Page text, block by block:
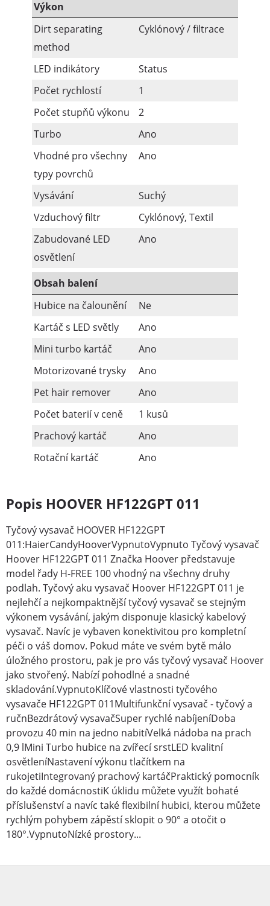
Výkon
Dirt separating
method
Cyklónový / filtrace
LED indikátory
Status
Počet rychlostí
1
Počet stupňů výkonu
2
Turbo
Ano
Vhodné pro všechny
typy povrchů
Ano
Vysávání
Suchý
Vzduchový filtr
Cyklónový, Textil
Zabudované LED
osvětlení
Ano
Obsah balení
Hubice na čalounění
Ne
Kartáč s LED světly
Ano
Mini turbo kartáč
Ano
Motorizované trysky
Ano
Pet hair remover
Ano
Počet baterií v ceně
1 kusů
Prachový kartáč
Ano
Rotační kartáč
Ano
Popis HOOVER HF122GPT 011
Tyčový vysavač HOOVER HF122GPT
011:HaierCandyHooverVypnutoVypnuto Tyčový vysavač
Hoover HF122GPT 011 Značka Hoover představuje
model řady H-FREE 100 vhodný na všechny druhy
podlah. Tyčový aku vysavač Hoover HF122GPT 011 je
nejlehčí a nejkompaktnější tyčový vysavač se stejným
výkonem vysávání, jakým disponuje klasický kabelový
vysavač. Navíc je vybaven konektivitou pro kompletní
péči o váš domov. Pokud máte ve svém bytě málo
úložného prostoru, pak je pro vás tyčový vysavač Hoover
jako stvořený. Nabízí pohodlné a snadné
skladování.VypnutoKlíčové vlastnosti tyčového
vysavače HF122GPT 011Multifunkční vysavač - tyčový a
ručnBezdrátový vysavačSuper rychlé nabíjeníDoba
provozu 40 min na jedno nabitíVelká nádoba na prach
0,9 lMini Turbo hubice na zvířecí srstLED kvalitní
osvětleníNastavení výkonu tlačítkem na
rukojetiIntegrovaný prachový kartáčPraktický pomocník
do každé domácnostiK úklidu můžete využít bohaté
příslušenství a navíc také flexibilní hubici, kterou můžete
rychlým pohybem zápěstí sklopit o 90° a otočit o
180°.VypnutoNízké prostory...